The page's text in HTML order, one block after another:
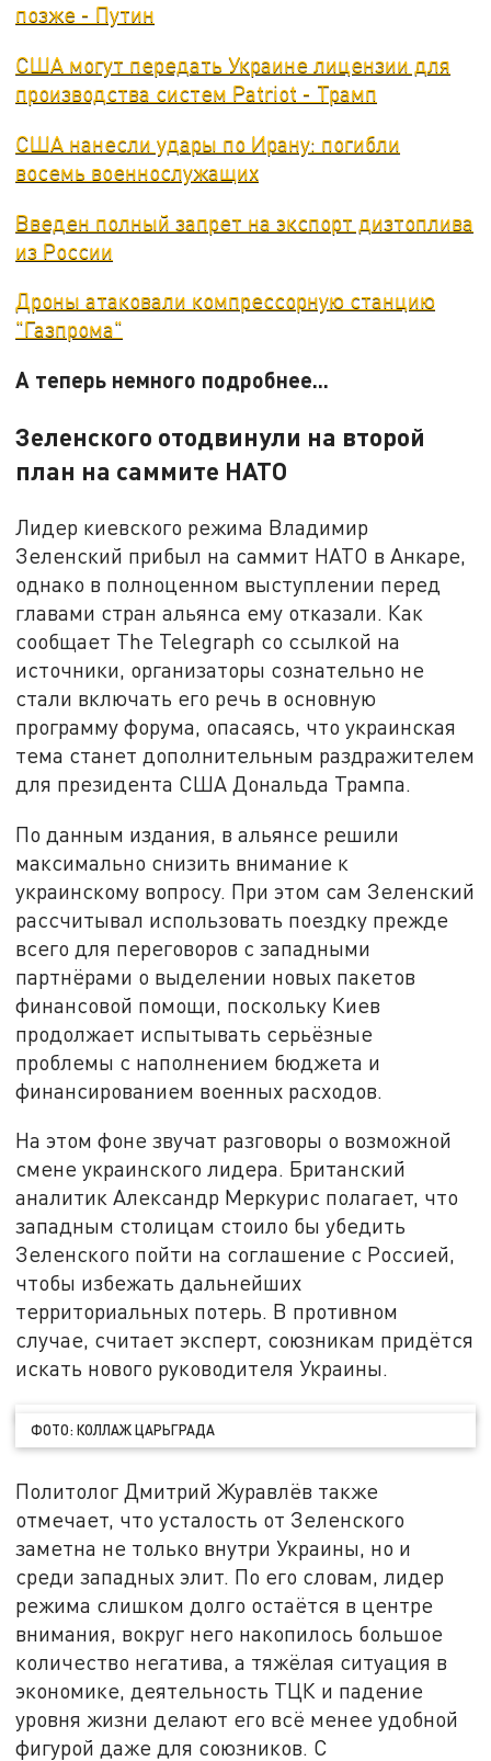
позже - Путин
США могут передать Украине лицензии для
производства систем Patriot - Трамп
США нанесли удары по Ирану: погибли
восемь военнослужащих
Введен полный запрет на экспорт дизтоплива
из России
Дроны атаковали компрессорную станцию
"Газпрома"
А теперь немного подробнее...
Зеленского отодвинули на второй
план на саммите НАТО
Лидер киевского режима Владимир
Зеленский прибыл на саммит НАТО в Анкаре,
однако в полноценном выступлении перед
главами стран альянса ему отказали. Как
сообщает The Telegraph со ссылкой на
источники, организаторы сознательно не
стали включать его речь в основную
программу форума, опасаясь, что украинская
тема станет дополнительным раздражителем
для президента США Дональда Трампа.
По данным издания, в альянсе решили
максимально снизить внимание к
украинскому вопросу. При этом сам Зеленский
рассчитывал использовать поездку прежде
всего для переговоров с западными
партнёрами о выделении новых пакетов
финансовой помощи, поскольку Киев
продолжает испытывать серьёзные
проблемы с наполнением бюджета и
финансированием военных расходов.
На этом фоне звучат разговоры о возможной
смене украинского лидера. Британский
аналитик Александр Меркурис полагает, что
западным столицам стоило бы убедить
Зеленского пойти на соглашение с Россией,
чтобы избежать дальнейших
территориальных потерь. В противном
случае, считает эксперт, союзникам придётся
искать нового руководителя Украины.
ФОТО: КОЛЛАЖ ЦАРЬГРАДА
Политолог Дмитрий Журавлёв также
отмечает, что усталость от Зеленского
заметна не только внутри Украины, но и
среди западных элит. По его словам, лидер
режима слишком долго остаётся в центре
внимания, вокруг него накопилось большое
количество негатива, а тяжёлая ситуация в
экономике, деятельность ТЦК и падение
уровня жизни делают его всё менее удобной
фигурой даже для союзников. С